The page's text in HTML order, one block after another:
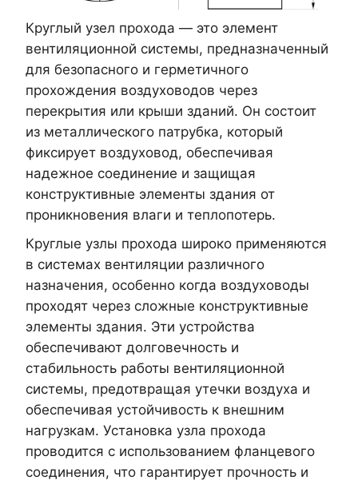
Круглый узел прохода — это элемент
вентиляционной системы, предназначенный
для безопасного и герметичного
прохождения воздуховодов через
перекрытия или крыши зданий. Он состоит
из металлического патрубка, который
фиксирует воздуховод, обеспечивая
надежное соединение и защищая
конструктивные элементы здания от
проникновения влаги и теплопотерь.
Круглые узлы прохода широко применяются
в системах вентиляции различного
назначения, особенно когда воздуховоды
проходят через сложные конструктивные
элементы здания. Эти устройства
обеспечивают долговечность и
стабильность работы вентиляционной
системы, предотвращая утечки воздуха и
обеспечивая устойчивость к внешним
нагрузкам. Установка узла прохода
проводится с использованием фланцевого
соединения, что гарантирует прочность и